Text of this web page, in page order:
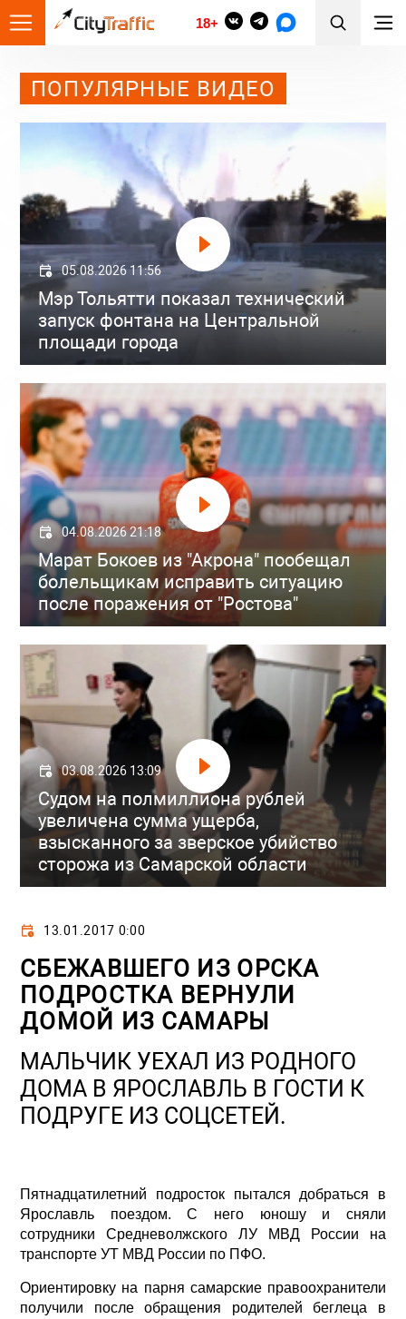
18+
ПОПУЛЯРНЫЕ ВИДЕО
05.08.2026 11:56
Мэр Тольятти показал технический
запуск фонтана на Центральной
площади города
04.08.2026 21:18
Марат Бокоев из "Акрона" пообещал
болельщикам исправить ситуацию
после поражения от "Ростова"
03.08.2026 13:09
Судом на полмиллиона рублей
увеличена сумма ущерба,
взысканного за зверское убийство
сторожа из Самарской области
13.01.2017 0:00
СБЕЖАВШЕГО ИЗ ОРСКА
ПОДРОСТКА ВЕРНУЛИ
ДОМОЙ ИЗ САМАРЫ
МАЛЬЧИК УЕХАЛ ИЗ РОДНОГО
ДОМА В ЯРОСЛАВЛЬ В ГОСТИ К
ПОДРУГЕ ИЗ СОЦСЕТЕЙ.
Пятнадцатилетний подросток пытался добраться в
Ярославль поездом. С него юношу и сняли
сотрудники Средневолжского ЛУ МВД России на
транспорте УТ МВД России по ПФО.
Ориентировку на парня самарские правоохранители
получили после обращения родителей беглеца в